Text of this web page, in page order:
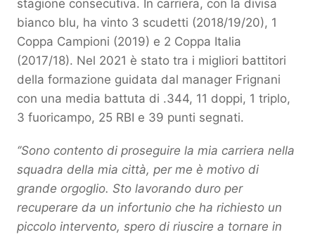
stagione consecutiva. In carriera, con la divisa
bianco blu, ha vinto 3 scudetti (2018/19/20), 1
Coppa Campioni (2019) e 2 Coppa Italia
(2017/18). Nel 2021 è stato tra i migliori battitori
della formazione guidata dal manager Frignani
con una media battuta di .344, 11 doppi, 1 triplo,
3 fuoricampo, 25 RBI e 39 punti segnati.
‘’Sono contento di proseguire la mia carriera nella
squadra della mia città, per me è motivo di
grande orgoglio. Sto lavorando duro per
recuperare da un infortunio che ha richiesto un
piccolo intervento, spero di riuscire a tornare in